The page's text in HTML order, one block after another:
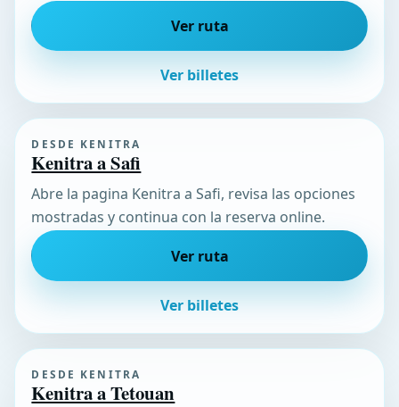
Ver ruta
Ver billetes
DESDE KENITRA
Kenitra a Safi
Abre la pagina Kenitra a Safi, revisa las opciones
mostradas y continua con la reserva online.
Ver ruta
Ver billetes
DESDE KENITRA
Kenitra a Tetouan